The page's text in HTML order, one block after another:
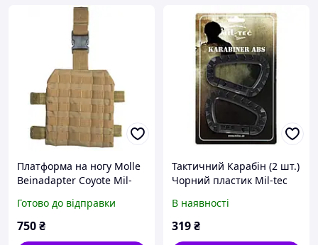
Платформа на ногу Molle
Beinadapter Coyote Mil-
Готово до відправки
750₴
Тактичний Карабін (2 шт.)
Чорний пластик Mil-tec
В наявності
319₴